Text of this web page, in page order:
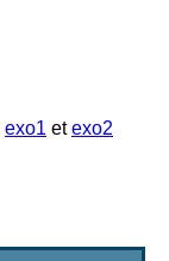
exo1 etexo2